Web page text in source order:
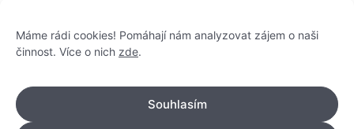
Máme rádi cookies! Pomáhají nám analyzovat zájem o naši
činnost. Více o nich zde.
Souhlasím
Platformu Zeptej se vědce provozuje:
IČO: 178 47 389
Flemingovo náměstí 542/2,